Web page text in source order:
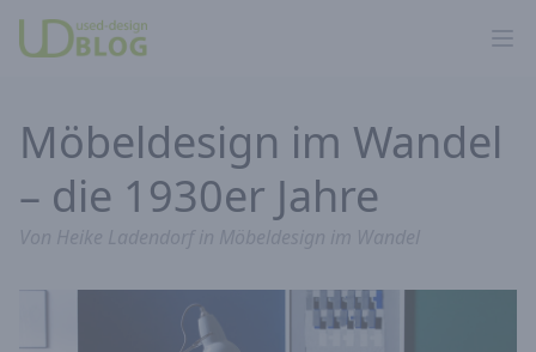
Möbeldesign im Wandel
– die 1930er Jahre